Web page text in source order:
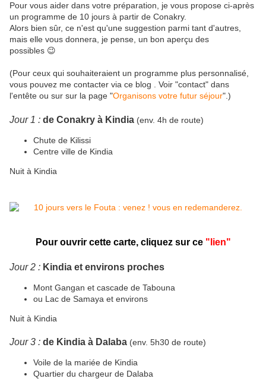
Pour vous aider dans votre préparation, je vous propose ci-après
un programme de 10 jours à partir de Conakry.
Alors bien sûr, ce n'est qu'une suggestion parmi tant d'autres,
mais elle vous donnera, je pense, un bon aperçu des
possibles 😉
(Pour ceux qui souhaiteraient un programme plus personnalisé,
vous pouvez me contacter via ce blog . Voir "contact" dans
l'entête ou sur sur la page "Organisons votre futur séjour".)
Jour 1 : de Conakry à Kindia (env. 4h de route)
Chute de Kilissi
Centre ville de Kindia
Nuit à Kindia
Pour ouvrir cette carte, cliquez sur ce "lien"
Jour 2 : Kindia et environs proches
Mont Gangan et cascade de Tabouna
ou Lac de Samaya et environs
Nuit à Kindia
Jour 3 : de Kindia à Dalaba (env. 5h30 de route)
Voile de la mariée de Kindia
Quartier du chargeur de Dalaba